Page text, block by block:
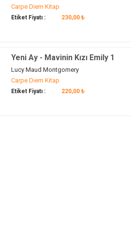
Carpe Diem Kitap
Etiket Fiyatı : 230,00 ₺
Yeni Ay - Mavinin Kızı Emily 1
Lucy Maud Montgomery
Carpe Diem Kitap
Etiket Fiyatı : 220,00 ₺